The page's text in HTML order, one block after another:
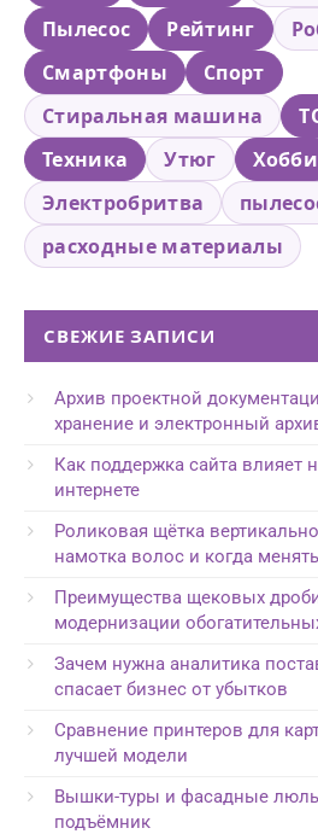
Пылесос
Рейтинг
Смартфоны
Спорт
Стиральная машина
Техника
Утюг Хобби
Электробритва
расходные материалы
СВЕЖИЕ ЗАПИСИ
Архив проектной
хранение и электронный
Как поддержка сайта влияет
интернете
Роликовая щётка
намотка волос и когда менять
Преимущества щековых
модернизации
Зачем нужна аналитика
спасает бизнес от убытков
Сравнение принтеров для
лучшей модели
Вышки-туры и фасадные
подъёмник